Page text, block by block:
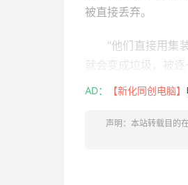
被直接丢弃。
“他们直接用集
就会变成垃圾，被
麦克艾尔万尼
安全的方式来回收
AD： 【新化同创电脑】
声明：本站转载目的